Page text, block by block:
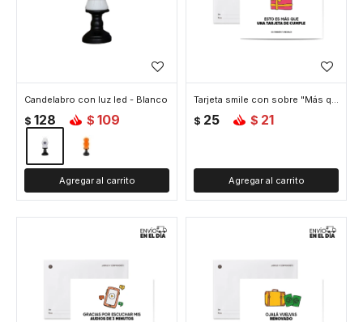
Candelabro con luz led - Blanco
$ 128 $ 109
Tarjeta smile con sobre "Más que una tarjeta"
$ 25 $ 21